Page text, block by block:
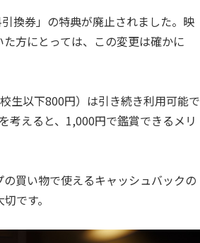
換券」の特典が廃止されました。映
方にとっては、この変更は確かに
生以下800円）は引き続き利用可能で
考えると、1,000円で鑑賞できるメリ
買い物で使えるキャッシュバックの
です。